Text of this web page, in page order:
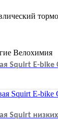
Велохимия
Squirt E-bike
Squirt